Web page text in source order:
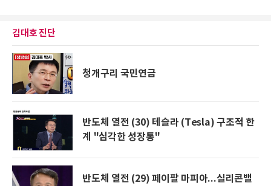
김대호 진단
청개구리 국민연금
반도체 열전 (30) 테슬라 (Tesla) 구조적 한
계 "심각한 성장통"
반도체 열전 (29) 페이팔 마피아...실리콘밸